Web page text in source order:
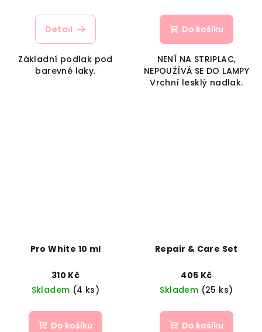
Detail
Základní podlak pod
barevné laky.
Do košíku
NENÍ NA STRIPLAC,
NEPOUŽÍVÁ SE DO LAMPY
Vrchní lesklý nadlak.
Pro White 10 ml
310 Kč
Skladem (4 ks)
Do košíku
Repair & Care Set
405 Kč
Skladem (25 ks)
Do košíku